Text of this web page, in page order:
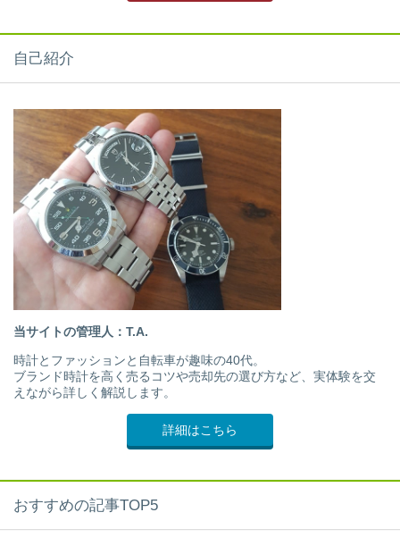
自己紹介
当サイトの管理人：T.A.
時計とファッションと自転車が趣味の40代。
ブランド時計を高く売るコツや売却先の選び方など、実体験を交
えながら詳しく解説します。
詳細はこちら
おすすめの記事TOP5